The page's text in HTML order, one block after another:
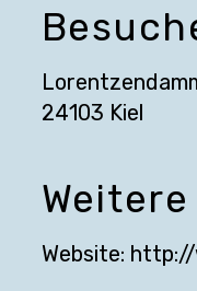
24103 Kiel
Website: http://